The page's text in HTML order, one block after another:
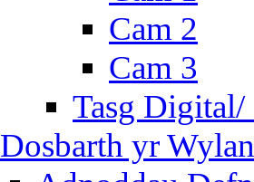
Cam 2
Cam 3
Tasg
Dosbarth yr